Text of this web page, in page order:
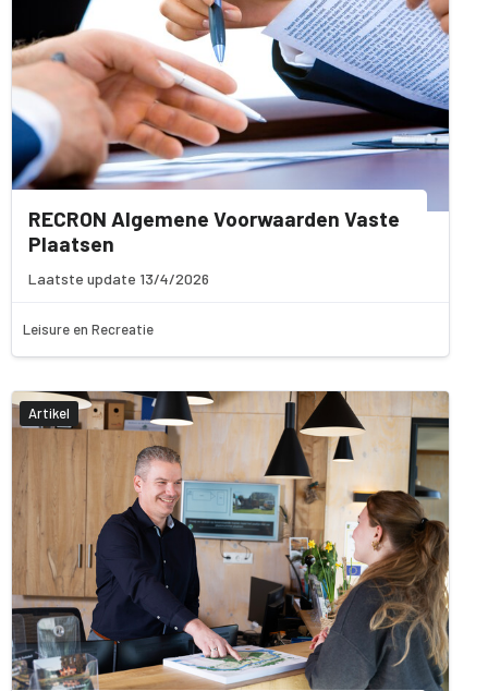
RECRON Algemene Voorwaarden Vaste
Plaatsen
Laatste update 13/4/2026
Leisure en Recreatie
Artikel